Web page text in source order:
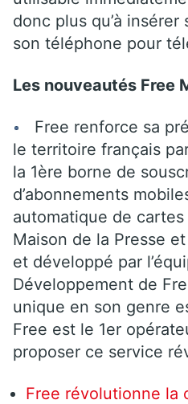
donc plus qu’à insérer
son téléphone pour
Les nouveautés Free
Free renforce sa
le territoire français
la 1ère borne de
d’abonnements
automatique de
Maison de la Presse
et développé par
Développement de
unique en son genre
Free est le 1er
proposer ce service
Free révolutionne la